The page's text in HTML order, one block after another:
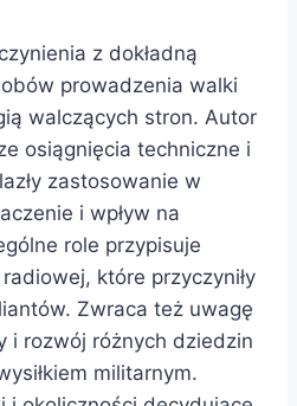
z dokładną
prowadzenia walki
walczących stron. Autor
osiągnięcia techniczne i
zastosowanie w
i wpływ na
role przypisuje
które przyczyniły
Zwraca też uwagę
i rozwój różnych dziedzin
militarnym.